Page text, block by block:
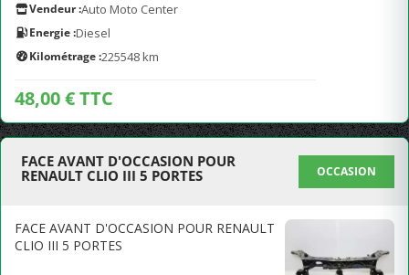
Vendeur :Auto Moto Center
Energie :Diesel
Kilométrage :225548 km
48,00 € TTC
FACE AVANT D'OCCASION POUR
RENAULT CLIO III 5 PORTES
OCCASION
FACE AVANT D'OCCASION POUR RENAULT
CLIO III 5 PORTES